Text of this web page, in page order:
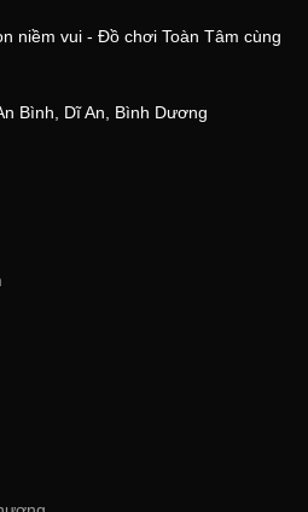
niềm vui - Đồ chơi Toàn Tâm cùng
Bình, Dĩ An, Bình Dương